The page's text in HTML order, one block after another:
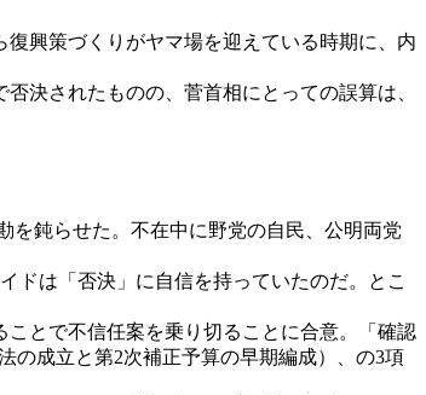
興策づくりがヤマ場を迎えている時期に、内
決されたものの、菅首相にとっての誤算は、
を鈍らせた。不在中に野党の自民、公明両党
ドは「否決」に自信を持っていたのだ。とこ
とで不信任案を乗り切ることに合意。「確認
の成立と第2次補正予算の早期編成）、の3項